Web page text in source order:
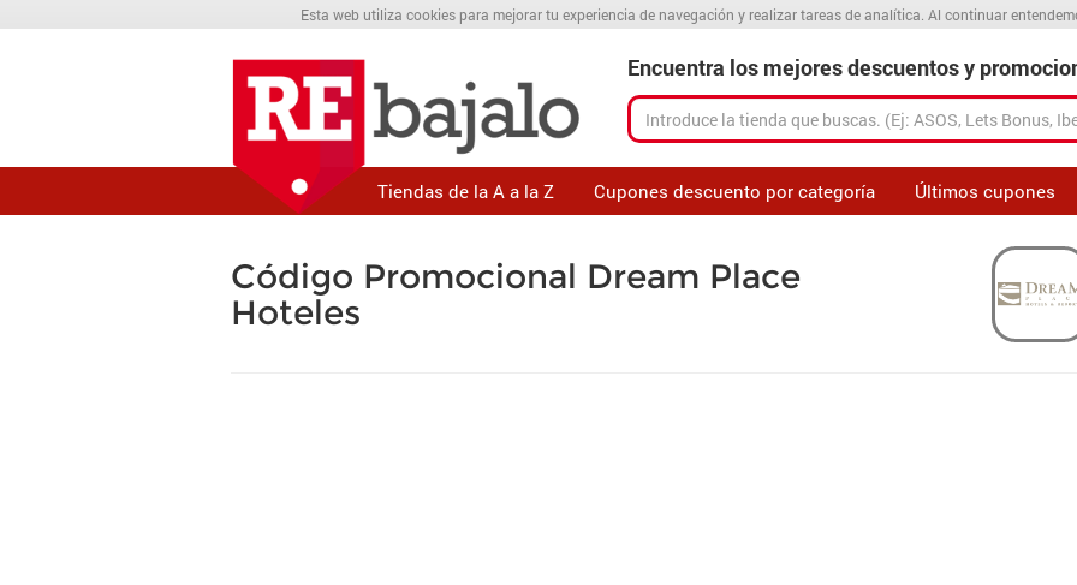
Esta web utiliza cookies para mejorar tu experiencia de navegación y realizar tareas de analítica. Al continuar
Encuentra los mejores descuentos y
Tiendas de la A a la Z Cupones descuento por categoría Últimos cupones
Código Promocional Dream Place
Hoteles